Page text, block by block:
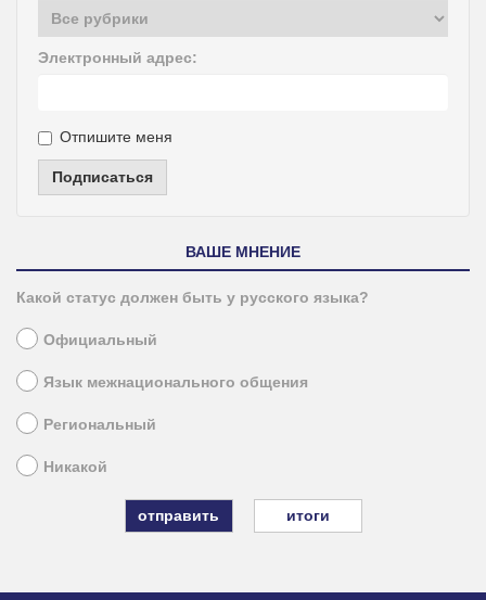
Электронный адрес:
Отпишите меня
Подписаться
ВАШЕ МНЕНИЕ
Какой статус должен быть у русского языка?
Официальный
Язык межнационального общения
Региональный
Никакой
итоги